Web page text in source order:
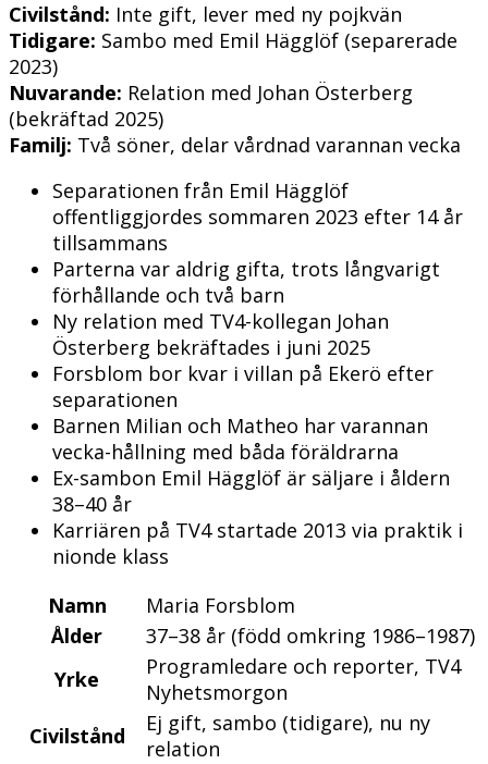
Civilstånd: Inte gift, lever med ny pojkvän
Tidigare: Sambo med Emil Hägglöf (separerade
2023)
Nuvarande: Relation med Johan Österberg
(bekräftad 2025)
Familj: Två söner, delar vårdnad varannan vecka
Separationen från Emil Hägglöf
offentliggjordes sommaren 2023 efter 14 år
tillsammans
Parterna var aldrig gifta, trots långvarigt
förhållande och två barn
Ny relation med TV4-kollegan Johan
Österberg bekräftades i juni 2025
Forsblom bor kvar i villan på Ekerö efter
separationen
Barnen Milian och Matheo har varannan
vecka-hållning med båda föräldrarna
Ex-sambon Emil Hägglöf är säljare i åldern
38–40 år
Karriären på TV4 startade 2013 via praktik i
nionde klass
Namn
Maria Forsblom
Ålder
37–38 år (född omkring 1986–1987)
Yrke
Programledare och reporter, TV4
Nyhetsmorgon
Civilstånd
Ej gift, sambo (tidigare), nu ny
relation